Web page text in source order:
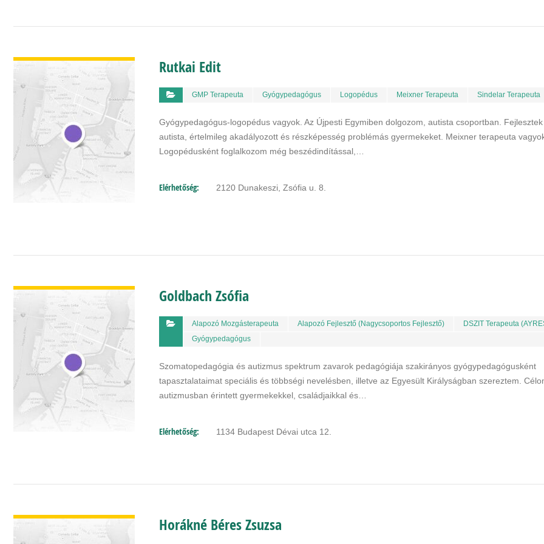
Rutkai Edit
GMP Terapeuta Gyógypedagógus Logopédus Meixner Terapeuta Sindelar Terapeuta
Gyógypedagógus-logopédus vagyok. Az Újpesti Egymiben dolgozom, autista csoportban. Fejlesztek
autista, értelmileg akadályozott és részképesség problémás gyermekeket. Meixner terapeuta
Logopédusként foglalkozom még beszédindítással,…
Elérhetőség: 2120 Dunakeszi, Zsófia u. 8.
Goldbach Zsófia
Alapozó Mozgásterapeuta Alapozó Fejlesztő (nagycsoportos Fejlesztő)
DSZIT Terapeuta
Gyógypedagógus
Szomatopedagógia és autizmus spektrum zavarok pedagógiája szakirányos gyógypedagógusként
tapasztalataimat speciális és többségi nevelésben, illetve az Egyesült Királyságban szereztem.
autizmusban érintett gyermekekkel, családjaikkal és…
Elérhetőség: 1134 Budapest Dévai utca 12.
Horákné Béres Zsuzsa